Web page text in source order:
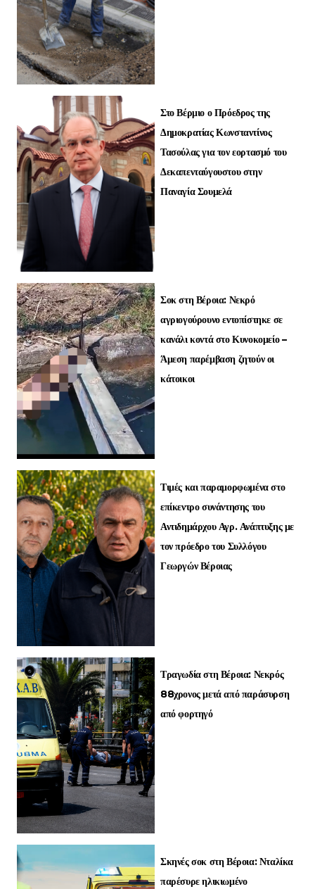
Στο Βέρμιο ο Πρόεδρος της
Δημοκρατίας Κωνσταντίνος
Τασούλας για τον εορτασμό του
Δεκαπενταύγουστου στην
Παναγία Σουμελά
Σοκ στη Βέροια: Νεκρό
αγριογούρουνο εντοπίστηκε σε
κανάλι κοντά στο Κυνοκομείο –
Άμεση παρέμβαση ζητούν οι
κάτοικοι
Τιμές και παραμορφωμένα στο
επίκεντρο συνάντησης του
Αντιδημάρχου Αγρ. Ανάπτυξης με
τον πρόεδρο του Συλλόγου
Γεωργών Βέροιας
Τραγωδία στη Βέροια: Νεκρός
88χρονος μετά από παράσυρση
από φορτηγό
Σκηνές σοκ στη Βέροια: Νταλίκα
παρέσυρε ηλικιωμένο